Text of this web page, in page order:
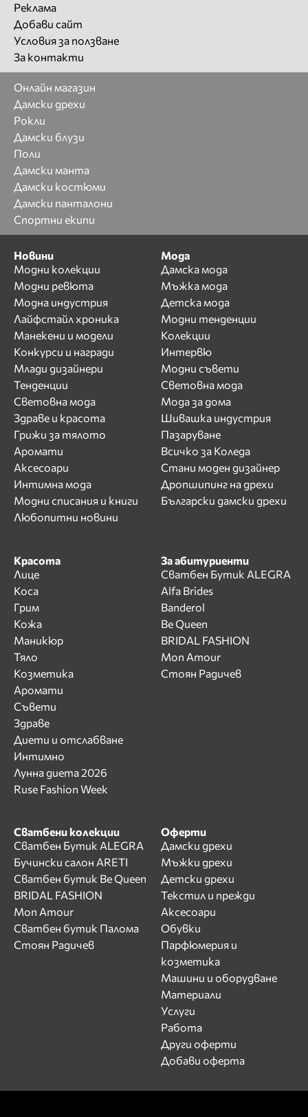
Реклама
Добави сайт
Условия за ползване
За контакти
Онлайн магазин
Дамски дрехи
Рокли
Дамски блузи
Поли
Дамски манта
Дамски костюми
Дамски панталони
Спортни екипи
Новини
Модни колекции
Модни ревюта
Модна индустрия
Лайфстайл хроника
Манекени и модели
Конкурси и награди
Млади дизайнери
Тенденции
Световна мода
Здраве и красота
Грижи за тялото
Аромати
Аксесоари
Интимна мода
Модни списания и книги
Любопитни новини
Мода
Дамска мода
Мъжка мода
Детска мода
Модни тенденции
Колекции
Интервю
Модни съвети
Световна мода
Мода за дома
Шивашка индустрия
Пазаруване
Всичко за Коледа
Стани моден дизайнер
Дропшипинг на дрехи
Български дамски дрехи
Красота
Лице
Коса
Грим
Кожа
Маникюр
Тяло
Козметика
Аромати
Съвети
Здраве
Диети и отслабване
Интимно
Лунна диета 2026
Ruse Fashion Week
За абитуриенти
Сватбен Бутик ALEGRA
Alfa Brides
Banderol
Be Queen
BRIDAL FASHION
Mon Amour
Стоян Радичев
Сватбени колекции
Сватбен Бутик ALEGRA
Бучински салон ARETI
Сватбен бутик Be Queen
BRIDAL FASHION
Mon Amour
Сватбен бутик Палома
Стоян Радичев
Оферти
Дамски дрехи
Мъжки дрехи
Детски дрехи
Текстил и прежди
Аксесоари
Обувки
Парфюмерия и
козметика
Машини и оборудване
Материали
Услуги
Работа
Други оферти
Добави оферта